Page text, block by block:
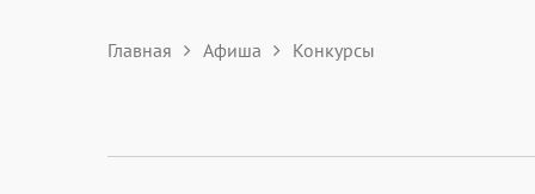
Главная Афиша Конкурсы